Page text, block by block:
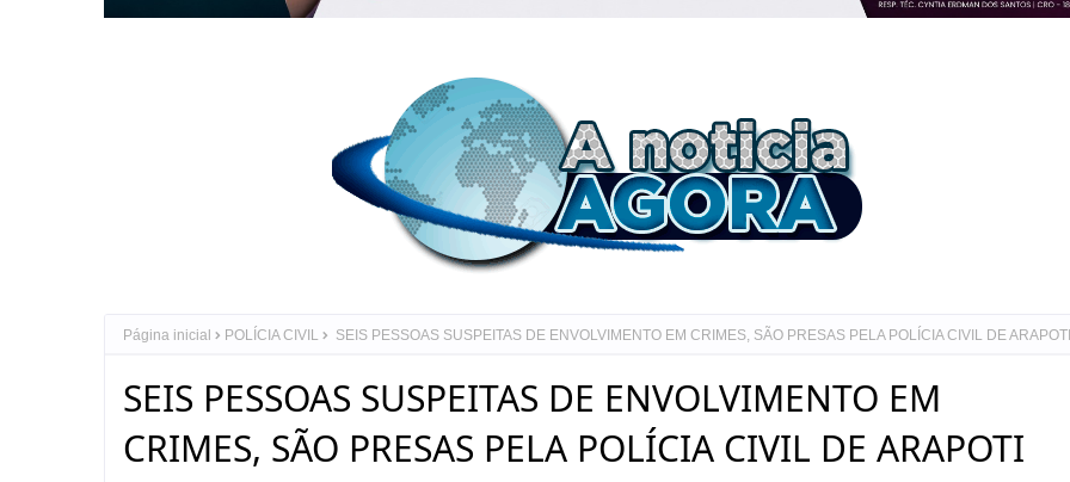
Página inicial POLÍCIA CIVIL SEIS PESSOAS SUSPEITAS DE ENVOLVIMENTO EM CRIMES, SÃO PRESAS PELA POLÍCIA CIVIL DE ARAPOTI
SEIS PESSOAS SUSPEITAS DE ENVOLVIMENTO EM
CRIMES, SÃO PRESAS PELA POLÍCIA CIVIL DE ARAPOTI